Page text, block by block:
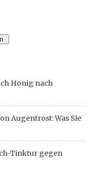
Honig nach
Augentrost: Was Sie
Tinktur gegen